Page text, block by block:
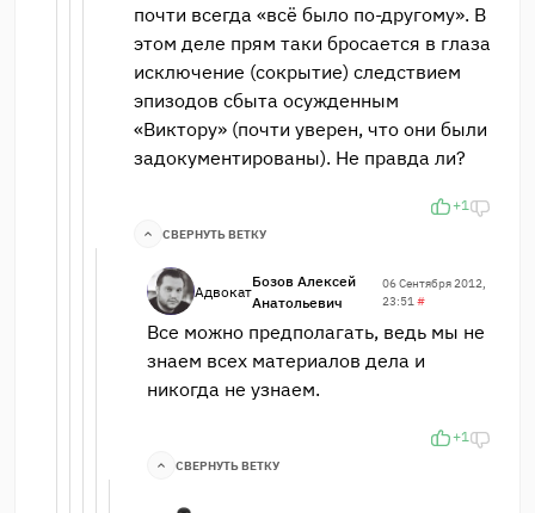
почти всегда «всё было по-другому». В
этом деле прям таки бросается в глаза
исключение (сокрытие) следствием
эпизодов сбыта осужденным
«Виктору» (почти уверен, что они были
задокументированы). Не правда ли?
+1
СВЕРНУТЬ ВЕТКУ
Адвокат
Бозов Алексей
Анатольевич
06 Сентября 2012,
23:51#
Все можно предполагать, ведь мы не
знаем всех материалов дела и
никогда не узнаем.
+1
СВЕРНУТЬ ВЕТКУ